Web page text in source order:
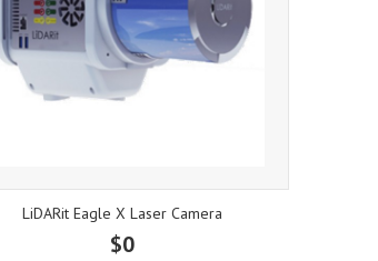
LiDARit Eagle X Laser Camera
$0